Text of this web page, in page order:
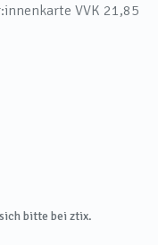
VVK 21,85
bitte bei ztix.